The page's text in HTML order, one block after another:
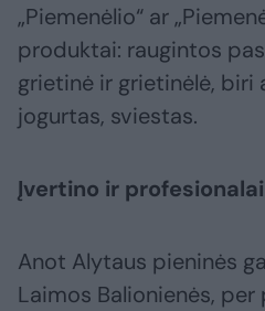
„Piemenėlio“ ar
produktai: raugintos
grietinė ir grietinėlė, biri
jogurtas, sviestas.
Įvertino ir profesionalai
Anot Alytaus pieninės
Laimos Balionienės,